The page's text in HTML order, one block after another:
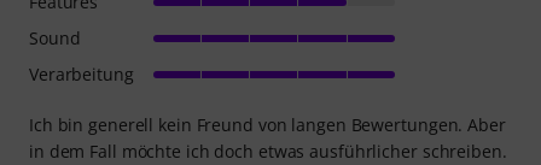
Ich bin generell kein Freund von langen Bewertungen. Aber
in dem Fall möchte ich doch etwas ausführlicher schreiben.
Sound
Verarbeitung